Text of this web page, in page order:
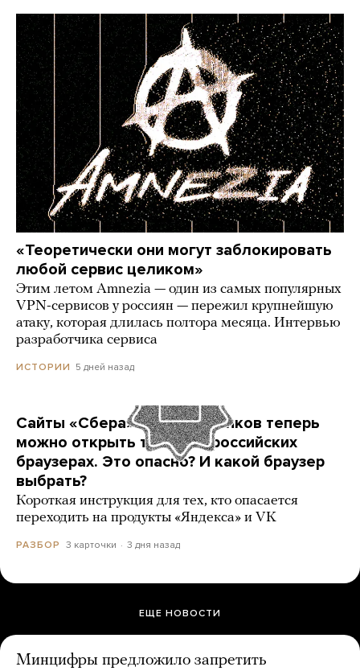
«Теоретически они могут заблокировать
любой сервис целиком»
Этим летом Amnezia — один из самых популярных
VPN-сервисов у россиян — пережил крупнейшую
атаку, которая длилась полтора месяца. Интервью
разработчика сервиса
ИСТОРИИ 5 дней назад
Сайты «Сбера» и других банков теперь
можно открыть только в российских
браузерах. Это опасно? И какой браузер
выбрать?
Короткая инструкция для тех, кто опасается
переходить на продукты «Яндекса» и VK
РАЗБОР 3 карточки 3 дня назад
ЕЩЕ НОВОСТИ
Минцифры предложило запретить